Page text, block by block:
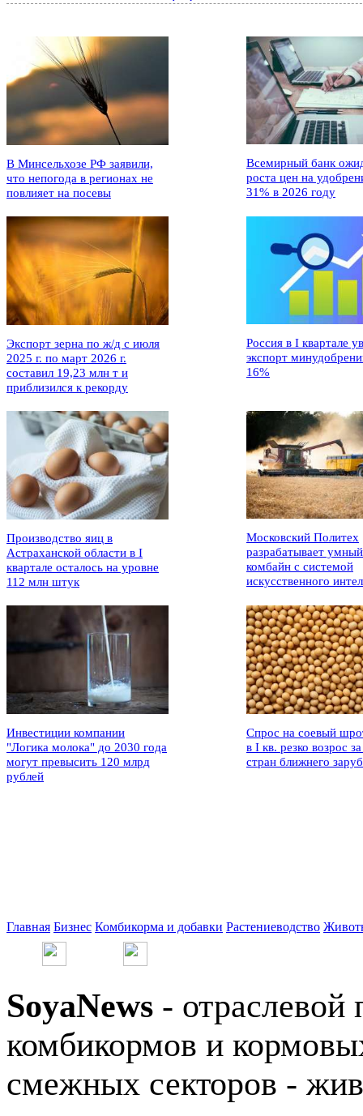
В Минсельхозе РФ заявили,
что непогода в регионах не
повлияет на посевы
Всемирный банк
роста цен на
31% в 2026 году
Экспорт зерна по ж/д с июля
2025 г. по март 2026 г.
составил 19,23 млн т и
приблизился к рекорду
Россия в I квартале
экспорт
16%
Производство яиц в
Астраханской области в I
квартале осталось на уровне
112 млн штук
Московский Политех
разрабатывает умный
комбайн с системой
искусственного
Инвестиции компании
"Логика молока" до 2030 года
могут превысить 120 млрд
рублей
Спрос на соевый
в I кв. резко возрос
стран ближнего
Главная Бизнес Комбикорма и добавки Растениеводство
SoyaNews - отраслевой
комбикормов и
смежных секторов -